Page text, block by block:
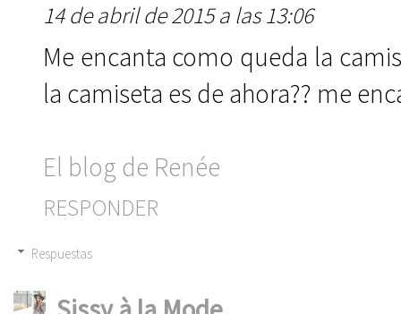
14 de abril de 2015 a las 13:06
Me encanta como queda la
la camiseta es de ahora?? me
El blog de Renée
RESPONDER
Respuestas